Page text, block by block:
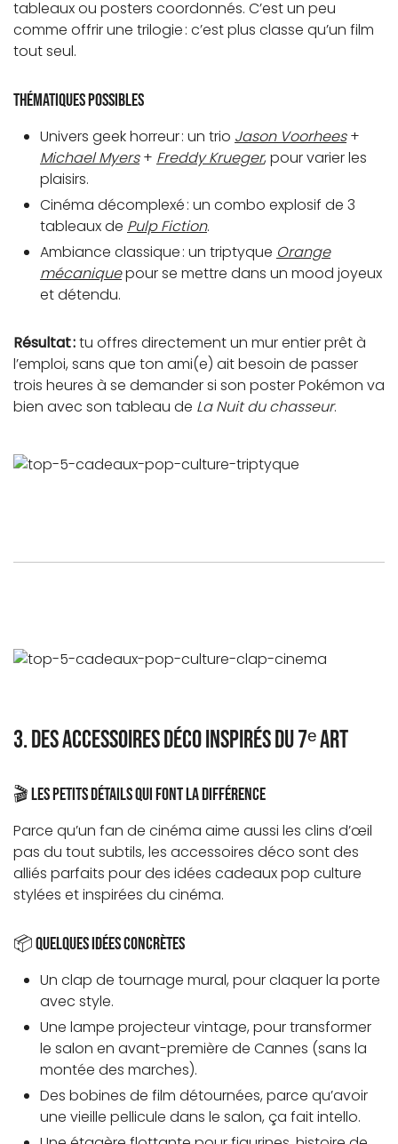
tableaux ou posters coordonnés. C’est un peu
comme offrir une trilogie : c’est plus classe qu’un film
tout seul.
Thématiques possibles
Univers geek horreur : un trio Jason Voorhees+
Michael Myers+ Freddy Krueger, pour varier les
plaisirs.
Cinéma décomplexé : un combo explosif de 3
tableaux de Pulp Fiction.
Ambiance classique : un triptyque Orange
mécaniquepour se mettre dans un mood joyeux
et détendu.
Résultat :tu offres directement un mur entier prêt à
l’emploi, sans que ton ami(e) ait besoin de passer
trois heures à se demander si son poster Pokémon va
bien avec son tableau de La Nuit du chasseur.
3. Des accessoires déco inspirés du 7ᵉ art
🎬 Les petits détails qui font la différence
Parce qu’un fan de cinéma aime aussi les clins d’œil
pas du tout subtils, les accessoires déco sont des
alliés parfaits pour des idées cadeaux pop culture
stylées et inspirées du cinéma.
📦 Quelques idées concrètes
Un clap de tournage mural, pour claquer la porte
avec style.
Une lampe projecteur vintage, pour transformer
le salon en avant-première de Cannes (sans la
montée des marches).
Des bobines de film détournées, parce qu’avoir
une vieille pellicule dans le salon, ça fait intello.